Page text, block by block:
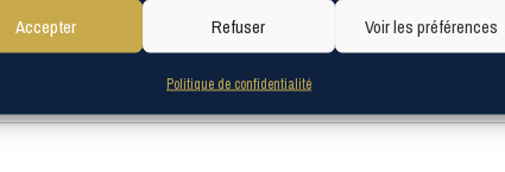
Accepter Refuser Voir les préférences
Politique de confidentialité